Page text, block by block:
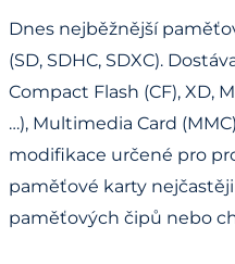
Dnes nejběžnější
(SD, SDHC, SDXC).
Compact Flash (CF), XD,
…), Multimedia Card
modifikace určené pro
paměťové karty
paměťových čipů nebo